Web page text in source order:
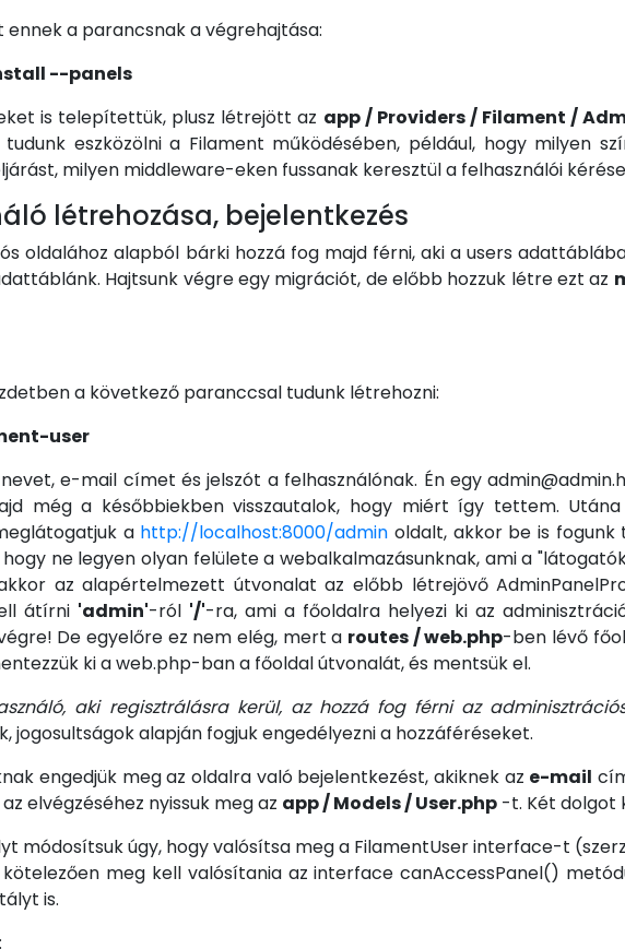
a parancsnak a végrehajtása:
--panels
is telepítettük, plusz létrejött az app / Providers / Filament /
eszközölni a Filament működésében, például, hogy milyen
milyen middleware-eken fussanak keresztül a felhasználói
létrehozása, bejelentkezés
oldalához alapból bárki hozzá fog majd férni, aki a users
Hajtsunk végre egy migrációt, de előbb hozzuk létre ezt az
a következő paranccsal tudunk létrehozni:
user
e-mail címet és jelszót a felhasználónak. Én egy
még a későbbiekben visszautalok, hogy miért így tettem.
a http://localhost:8000/admin oldalt, akkor be is fogunk
ne legyen olyan felülete a webalkalmazásunknak, ami a
az alapértelmezett útvonalat az előbb létrejövő
átírni 'admin'-ról '/'-ra, ami a főoldalra helyezi ki az
De egyelőre ez nem elég, mert a routes / web.php-ben lévő
ki a web.php-ban a főoldal útvonalát, és mentsük el.
aki regisztrálásra kerül, az hozzá fog férni az
jogosultságok alapján fogjuk engedélyezni a hozzáféréseket.
engedjük meg az oldalra való bejelentkezést, akiknek az e-mail
elvégzéséhez nyissuk meg az app / Models / User.php -t. Két dolgot
módosítsuk úgy, hogy valósítsa meg a FilamentUser interface-t
meg kell valósítania az interface canAccessPanel()
is.